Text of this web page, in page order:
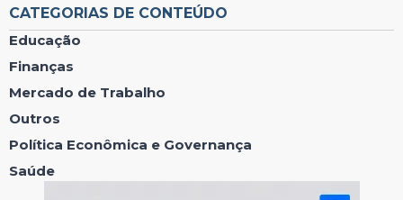
CATEGORIAS DE CONTEÚDO
Educação
Finanças
Mercado de Trabalho
Outros
Política Econômica e Governança
Saúde